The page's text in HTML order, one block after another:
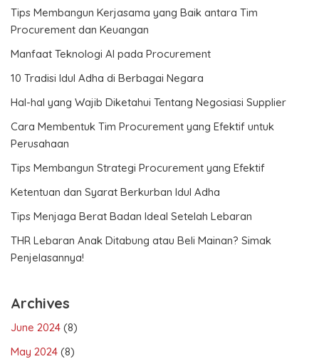
Tips Membangun Kerjasama yang Baik antara Tim
Procurement dan Keuangan
Manfaat Teknologi AI pada Procurement
10 Tradisi Idul Adha di Berbagai Negara
Hal-hal yang Wajib Diketahui Tentang Negosiasi Supplier
Cara Membentuk Tim Procurement yang Efektif untuk
Perusahaan
Tips Membangun Strategi Procurement yang Efektif
Ketentuan dan Syarat Berkurban Idul Adha
Tips Menjaga Berat Badan Ideal Setelah Lebaran
THR Lebaran Anak Ditabung atau Beli Mainan? Simak
Penjelasannya!
Archives
June 2024 (8)
May 2024 (8)